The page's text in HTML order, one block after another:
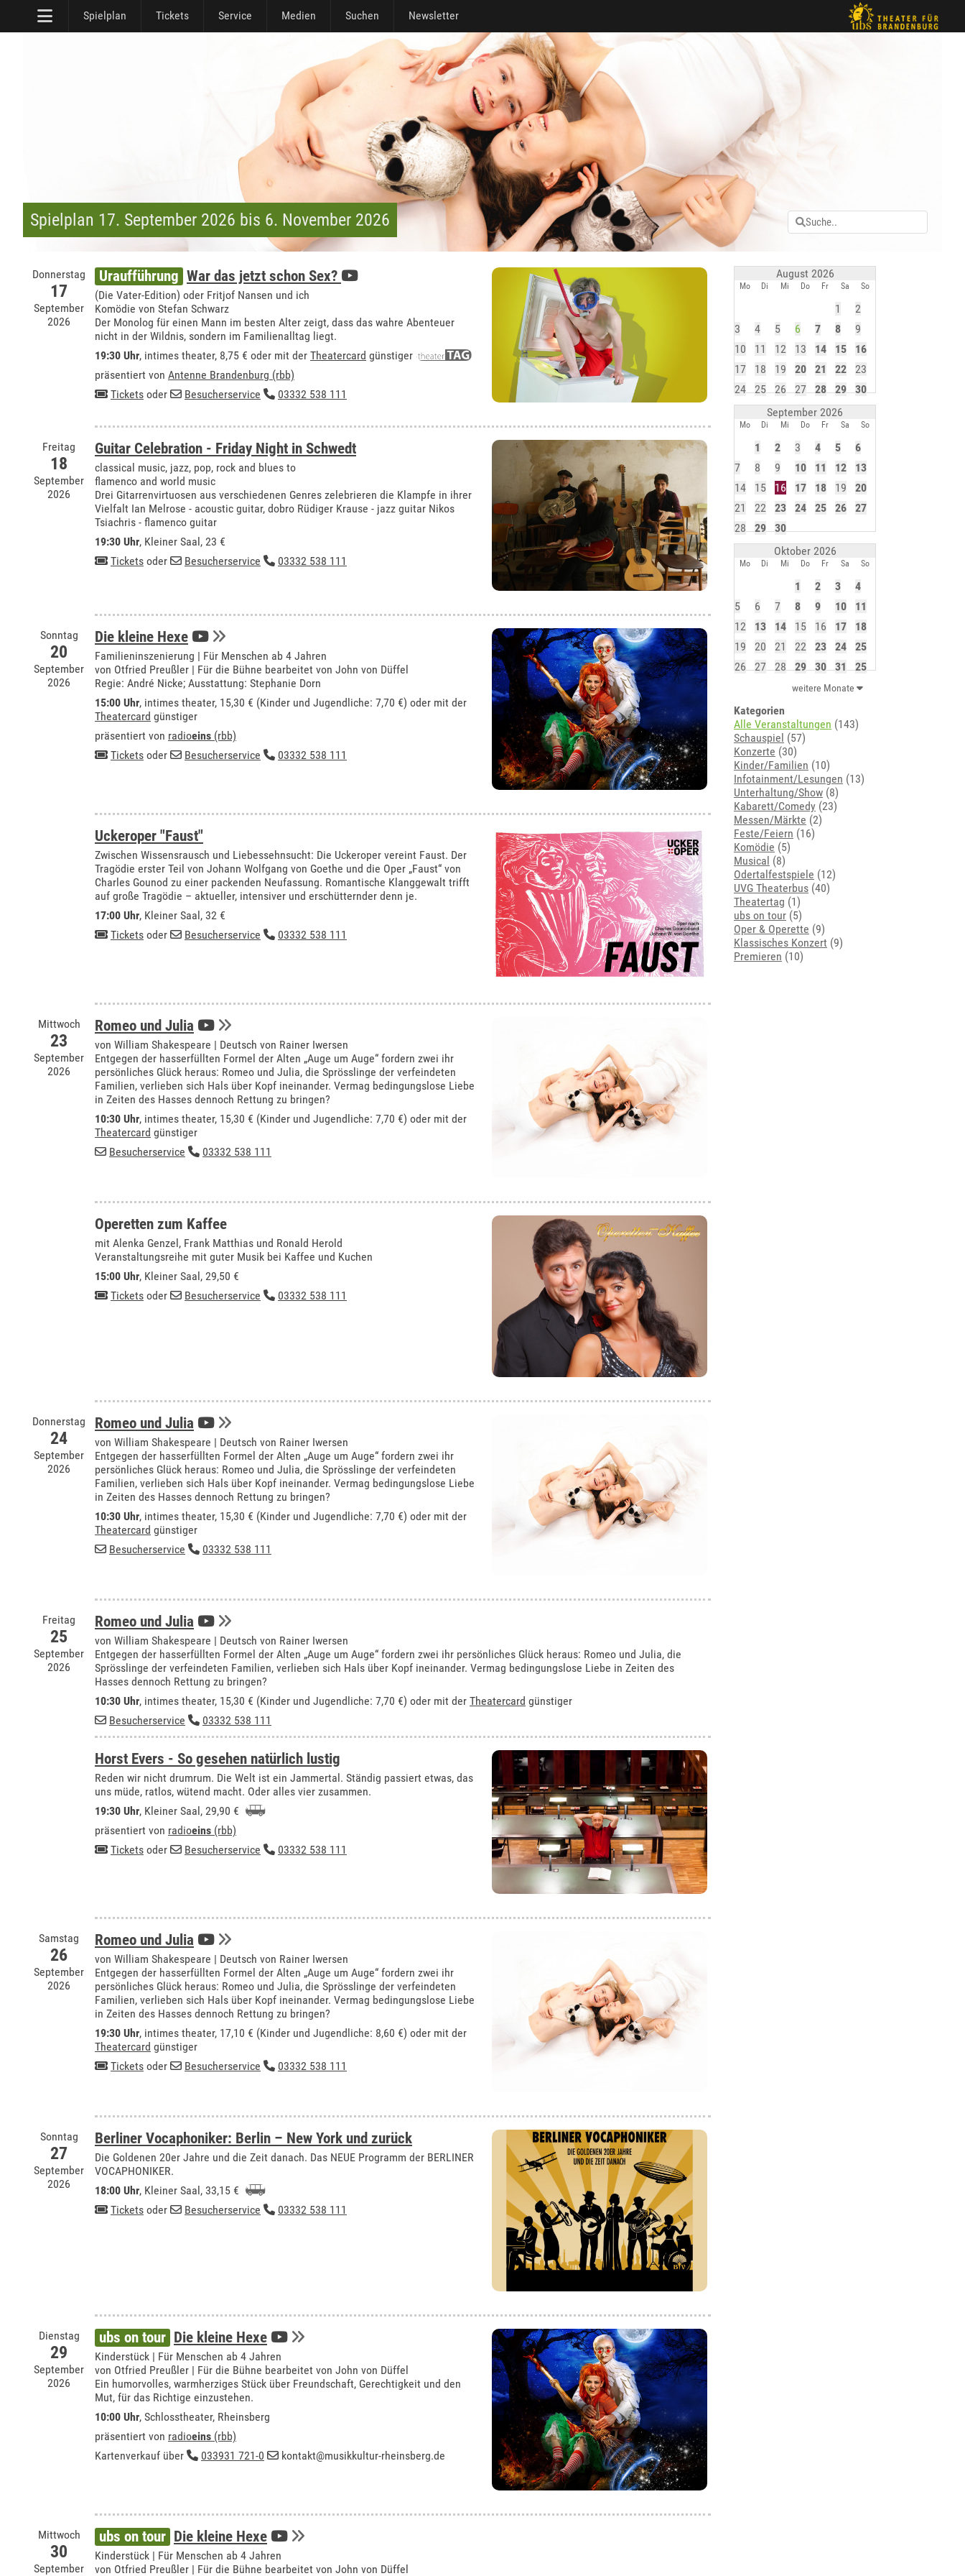
Spielplan Tickets Service Medien Suchen Newsletter
Spielplan 17. September 2026 bis 6. November 2026
Donnerstag
17
September
2026
Uraufführung War das jetzt schon Sex?
(Die Vater-Edition) oder Fritjof Nansen und ich
Komödie von Stefan Schwarz
Der Monolog für einen Mann im besten Alter zeigt, dass das wahre Abenteuer
nicht in der Wildnis, sondern im Familienalltag liegt.
19:30 Uhr, intimes theater, 8,75 € oder mit der Theatercard günstiger
präsentiert von Antenne Brandenburg (rbb)
Tickets oder Besucherservice 03332 538 111
Freitag
18
September
2026
Guitar Celebration - Friday Night in Schwedt
classical music, jazz, pop, rock and blues to
flamenco and world music
Drei Gitarrenvirtuosen aus verschiedenen Genres zelebrieren die Klampfe in ihrer
Vielfalt Ian Melrose - acoustic guitar, dobro Rüdiger Krause - jazz guitar Nikos
Tsiachris - flamenco guitar
19:30 Uhr, Kleiner Saal, 23 €
Tickets oder Besucherservice 03332 538 111
Sonntag
20
September
2026
Die kleine Hexe
Familieninszenierung | Für Menschen ab 4 Jahren
von Otfried Preußler | Für die Bühne bearbeitet von John von Düffel
Regie: André Nicke; Ausstattung: Stephanie Dorn
15:00 Uhr, intimes theater, 15,30 € (Kinder und Jugendliche: 7,70 €) oder mit der
Theatercard günstiger
präsentiert von radioeins (rbb)
Tickets oder Besucherservice 03332 538 111
Uckeroper "Faust"
Zwischen Wissensrausch und Liebessehnsucht: Die Uckeroper vereint Faust. Der
Tragödie erster Teil von Johann Wolfgang von Goethe und die Oper „Faust“ von
Charles Gounod zu einer packenden Neufassung. Romantische Klanggewalt trifft
auf große Tragödie – aktueller, intensiver und erschütternder denn je.
17:00 Uhr, Kleiner Saal, 32 €
Tickets oder Besucherservice 03332 538 111
Mittwoch
23
September
2026
Romeo und Julia
von William Shakespeare | Deutsch von Rainer Iwersen
Entgegen der hasserfüllten Formel der Alten „Auge um Auge“ fordern zwei ihr
persönliches Glück heraus: Romeo und Julia, die Sprösslinge der verfeindeten
Familien, verlieben sich Hals über Kopf ineinander. Vermag bedingungslose Liebe
in Zeiten des Hasses dennoch Rettung zu bringen?
10:30 Uhr, intimes theater, 15,30 € (Kinder und Jugendliche: 7,70 €) oder mit der
Theatercard günstiger
Besucherservice
03332 538 111
Operetten zum Kaffee
mit Alenka Genzel, Frank Matthias und Ronald Herold
Veranstaltungsreihe mit guter Musik bei Kaffee und Kuchen
15:00 Uhr, Kleiner Saal, 29,50 €
Tickets oder Besucherservice 03332 538 111
Donnerstag
24
September
2026
Romeo und Julia
von William Shakespeare | Deutsch von Rainer Iwersen
Entgegen der hasserfüllten Formel der Alten „Auge um Auge“ fordern zwei ihr
persönliches Glück heraus: Romeo und Julia, die Sprösslinge der verfeindeten
Familien, verlieben sich Hals über Kopf ineinander. Vermag bedingungslose Liebe
in Zeiten des Hasses dennoch Rettung zu bringen?
10:30 Uhr, intimes theater, 15,30 € (Kinder und Jugendliche: 7,70 €) oder mit der
Theatercard günstiger
Besucherservice
03332 538 111
Freitag
25
September
2026
Romeo und Julia
von William Shakespeare | Deutsch von Rainer Iwersen
Entgegen der hasserfüllten Formel der Alten „Auge um Auge“ fordern zwei ihr persönliches Glück heraus: Romeo und Julia, die
Sprösslinge der verfeindeten Familien, verlieben sich Hals über Kopf ineinander. Vermag bedingungslose Liebe in Zeiten des
Hasses dennoch Rettung zu bringen?
10:30 Uhr, intimes theater, 15,30 € (Kinder und Jugendliche: 7,70 €) oder mit der Theatercard günstiger
Besucherservice
03332 538 111
Horst Evers - So gesehen natürlich lustig
Reden wir nicht drumrum. Die Welt ist ein Jammertal. Ständig passiert etwas, das
uns müde, ratlos, wütend macht. Oder alles vier zusammen.
19:30 Uhr, Kleiner Saal, 29,90 €
präsentiert von radioeins (rbb)
Tickets oder Besucherservice 03332 538 111
Samstag
26
September
2026
Romeo und Julia
von William Shakespeare | Deutsch von Rainer Iwersen
Entgegen der hasserfüllten Formel der Alten „Auge um Auge“ fordern zwei ihr
persönliches Glück heraus: Romeo und Julia, die Sprösslinge der verfeindeten
Familien, verlieben sich Hals über Kopf ineinander. Vermag bedingungslose Liebe
in Zeiten des Hasses dennoch Rettung zu bringen?
19:30 Uhr, intimes theater, 17,10 € (Kinder und Jugendliche: 8,60 €) oder mit der
Theatercard günstiger
Tickets oder Besucherservice 03332 538 111
Sonntag
27
September
2026
Berliner Vocaphoniker: Berlin – New York und zurück
Die Goldenen 20er Jahre und die Zeit danach. Das NEUE Programm der BERLINER
VOCAPHONIKER.
18:00 Uhr, Kleiner Saal, 33,15 €
Tickets oder Besucherservice 03332 538 111
Dienstag
29
September
2026
ubs on tour Die kleine Hexe
Kinderstück | Für Menschen ab 4 Jahren
von Otfried Preußler | Für die Bühne bearbeitet von John von Düffel
Ein humorvolles, warmherziges Stück über Freundschaft, Gerechtigkeit und den
Mut, für das Richtige einzustehen.
10:00 Uhr, Schlosstheater, Rheinsberg
präsentiert von radioeins (rbb)
Kartenverkauf über
033931 721-0 kontakt@musikkultur-rheinsberg.de
Mittwoch
30
September
ubs on tour Die kleine Hexe
Kinderstück | Für Menschen ab 4 Jahren
von Otfried Preußler | Für die Bühne bearbeitet von John von Düffel
August 2026
Mo Di Mi Do Fr Sa So
1
2
3
4 5 6 7 8
9
10
11 12 13 14 15
16
17
18 19 20 21 22
23
24
25 26 27 28 29
30
September 2026
Mo Di Mi Do Fr Sa So
1 2 3 4 5
6
7
8 9 10 11 12
13
14
15 16 17 18 19
20
21
22 23 24 25 26
27
28
29
30
Oktober 2026
Mo Di Mi Do Fr Sa So
1 2 3
4
5
6 7 8 9 10
11
12
13 14 15 16 17
18
19
20 21 22 23 24
25
26
27 28 29 30 31 25
weitere Monate
Kategorien
Alle Veranstaltungen (143)
Schauspiel (57)
Konzerte (30)
Kinder/Familien (10)
Infotainment/Lesungen (13)
Unterhaltung/Show (8)
Kabarett/Comedy (23)
Messen/Märkte (2)
Feste/Feiern (16)
Komödie (5)
Musical (8)
Odertalfestspiele (12)
UVG Theaterbus (40)
Theatertag (1)
ubs on tour (5)
Oper & Operette (9)
Klassisches Konzert (9)
Premieren (10)